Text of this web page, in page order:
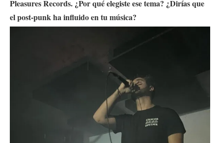
Pleasures Records. ¿Por qué elegiste ese tema? ¿Dirías que
el post-punk ha influido en tu música?